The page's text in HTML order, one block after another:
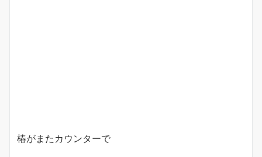
椿がまたカウンターで